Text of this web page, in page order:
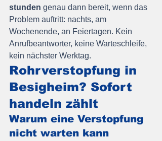
stunden genau dann bereit, wenn das
Problem auftritt: nachts, am
Wochenende, an Feiertagen. Kein
Anrufbeantworter, keine Warteschleife,
kein nächster Werktag.
Rohrverstopfung in
Besigheim? Sofort
handeln zählt
Warum eine Verstopfung
nicht warten kann